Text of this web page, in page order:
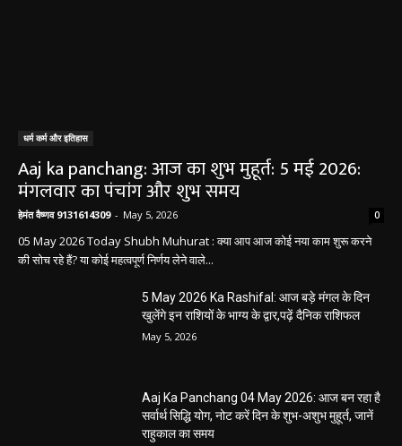
धर्म कर्म और इतिहास
Aaj ka panchang: आज का शुभ मुहूर्त: 5 मई 2026:
मंगलवार का पंचांग और शुभ समय
हेमंत वैष्णव 9131614309 - May 5, 2026 0
05 May 2026 Today Shubh Muhurat : क्या आप आज कोई नया काम शुरू करने
की सोच रहे हैं? या कोई महत्वपूर्ण निर्णय लेने वाले...
5 May 2026 Ka Rashifal: आज बड़े मंगल के दिन
खुलेंगे इन राशियों के भाग्य के द्वार,पढ़ें दैनिक राशिफल
May 5, 2026
Aaj Ka Panchang 04 May 2026: आज बन रहा है
सर्वार्थ सिद्धि योग, नोट करें दिन के शुभ-अशुभ मुहूर्त, जानें
राहुकाल का समय